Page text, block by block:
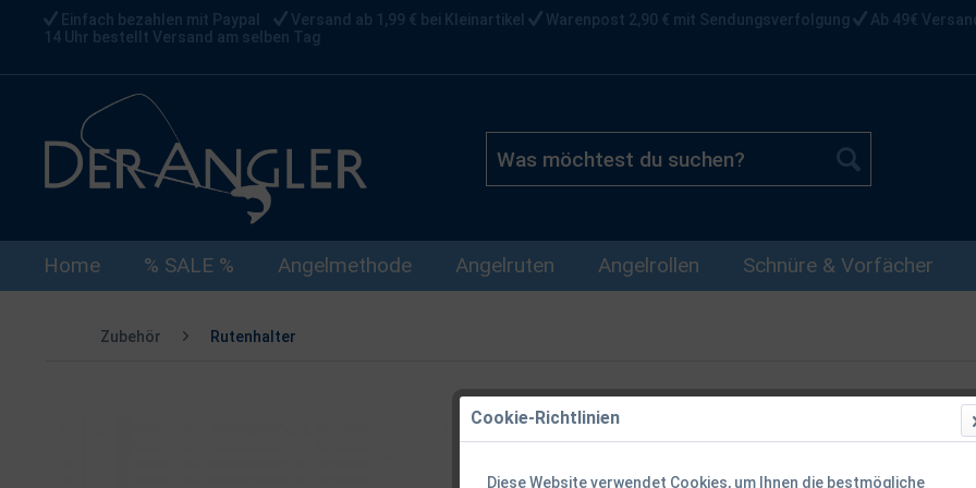
Einfach bezahlen mit Paypal Versand ab 1,99 € bei Kleinartikel Warenpost 2,90 € mit Sendungsverfolgung Ab 49€
14 Uhr bestellt Versand am selben Tag
Home % SALE % Angelmethode Angelruten Angelrollen Schnüre & Vorfächer
Zubehör Rutenhalter
Spro
Reelinghalter
Cookie-Richtlinien
Diese Website verwendet Cookies, um Ihnen die bestmögliche